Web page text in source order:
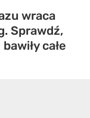
wraca
Sprawdź,
całe